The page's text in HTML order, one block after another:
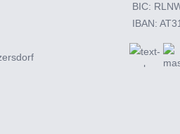
BIC:
IBAN: